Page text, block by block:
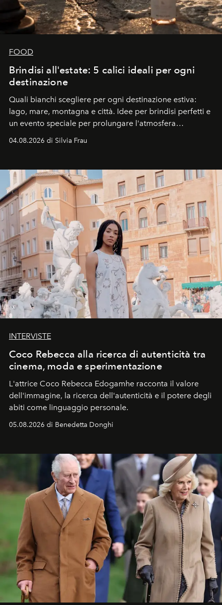
FOOD
Brindisi all'estate: 5 calici ideali per ogni
destinazione
Quali bianchi scegliere per ogni destinazione estiva:
lago, mare, montagna e città. Idee per brindisi perfetti e
un evento speciale per prolungare l'atmosfera
04.08.2026 di Silvia Frau
INTERVISTE
Coco Rebecca alla ricerca di autenticità tra
cinema, moda e sperimentazione
L'attrice Coco Rebecca Edogamhe racconta il valore
dell'immagine, la ricerca dell'autenticità e il potere degli
abiti come linguaggio personale.
05.08.2026 di Benedetta Donghi